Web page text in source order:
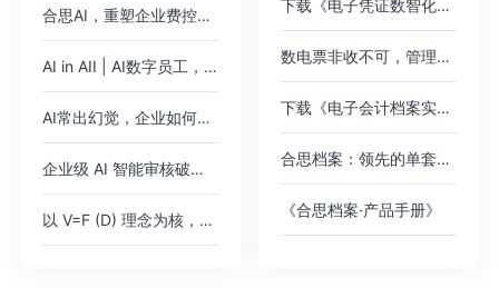
合思AI，重塑企业费控范式
AI in AII | AI数字员工，即将加入你的公司
AI常出幻觉，企业如何应对？
企业级 AI 智能审核破解 2000 + 高端女装门店费控痛点，树连锁零售数智化新标杆
以 V=F (D) 理念为核，AI 对话式填单破报销痛点，驱动财务数智化价值跃迁
下载《电子凭证数智化无需报销绿皮书》
数电票非收不可，管理难题如何绕过？
下载《电子会计档案实践案例集》
合思档案：领先的单套制电子会计档案管理平台
《合思档案·产品手册》